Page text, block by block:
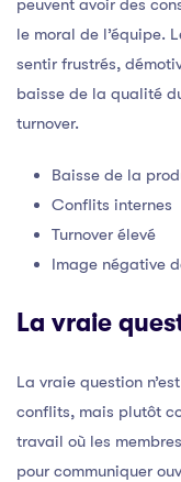
peuvent avoir des
le moral de l’équipe.
sentir frustrés,
baisse de la qualité
turnover.
Baisse de la
Conflits internes
Turnover élevé
Image négative
La vraie
La vraie question
conflits, mais plutôt
travail où les
pour communiquer